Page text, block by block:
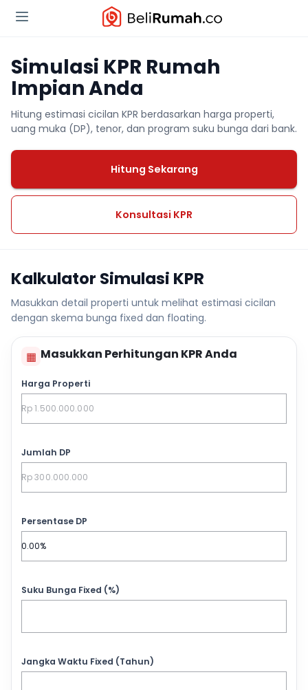
Simulasi KPR Rumah
Impian Anda
Hitung estimasi cicilan KPR berdasarkan harga properti,
uang muka (DP), tenor, dan program suku bunga dari bank.
Hitung Sekarang
Konsultasi KPR
Kalkulator Simulasi KPR
Masukkan detail properti untuk melihat estimasi cicilan
dengan skema bunga fixed dan floating.
▦ Masukkan Perhitungan KPR Anda
Harga Properti
Jumlah DP
Persentase DP
Suku Bunga Fixed (%)
Jangka Waktu Fixed (Tahun)